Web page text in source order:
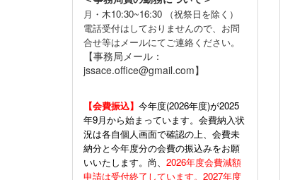
月・木10:30~16:30 （祝祭日を除く）
電話受付はしておりませんので、お問
合せ等はメールにてご連絡ください。
【事務局メール：
jssace.office@gmail.com】
【会費振込】 今年度(2026年度)が2025
年9月から始まっています。会費納入状
況は各自個人画面で確認の上、会費未
納分と今年度分の会費の振込みをお願
いいたします。尚、 2026年度会費減額
申請は受付終了しています。2027年度